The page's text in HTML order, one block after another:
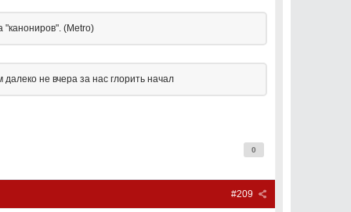
"канониров". (Metro)
не вчера за нас глорить начал
0
#209